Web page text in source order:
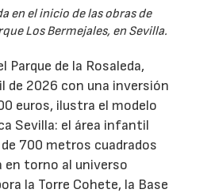
en el inicio de las obras de
Los Bermejales, en Sevilla.
Parque de la Rosaleda,
de 2026 con una inversión
euros, ilustra el modelo
Sevilla: el área infantil
700 metros cuadrados
torno al universo
la Torre Cohete, la Base